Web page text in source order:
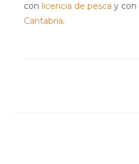
con licencia de pesca y con
Cantabria.